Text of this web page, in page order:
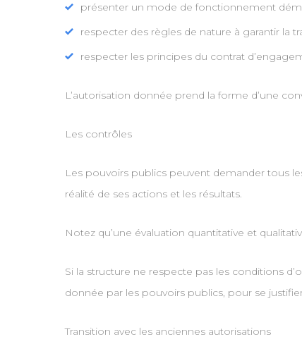
présenter un mode de fonctionnement
respecter des règles de nature à garantir la
respecter les principes du contrat
L’autorisation donnée prend la forme d’une
Les contrôles
Les pouvoirs publics peuvent demander tous
réalité de ses actions et les résultats.
Notez qu’une évaluation quantitative et
Si la structure ne respecte pas les conditions
donnée par les pouvoirs publics, pour se
Transition avec les anciennes autorisations